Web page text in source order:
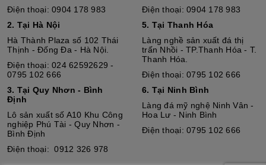
Điện thoại: 0904 178 983
2. Tại Hà Nội
Hà Thành Plaza số 102 Thái
Thịnh - Đống Đa - Hà Nội.
Điện thoại: 024 62592629 -
0795 102 666
3. Tại Quy Nhơn - Bình
Định
Lô sản xuất số A10 Khu Công
nghiệp Phú Tài - Quy Nhơn -
Bình Định
Điện thoại: 0912 326 978
Điện thoại: 0904 178 983
5. Tại Thanh Hóa
Làng nghề sản xuất đá thị
trấn Nhồi - TP.Thanh Hóa - T.
Thanh Hóa.
Điện thoại: 0795 102 666
6. Tại Ninh Bình
Làng đá mỹ nghệ Ninh Vân -
Hoa Lư - Ninh Bình
Điện thoại: 0795 102 666